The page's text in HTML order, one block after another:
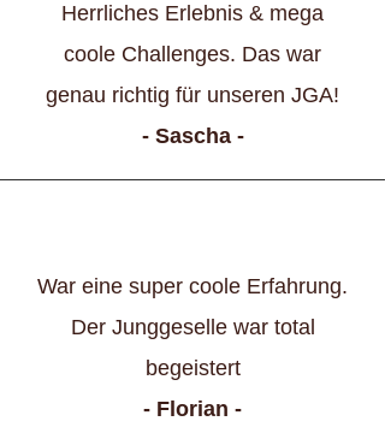
Herrliches Erlebnis & mega
coole Challenges. Das war
genau richtig für unseren JGA!
- Sascha -
War eine super coole Erfahrung.
Der Junggeselle war total
begeistert
- Florian -